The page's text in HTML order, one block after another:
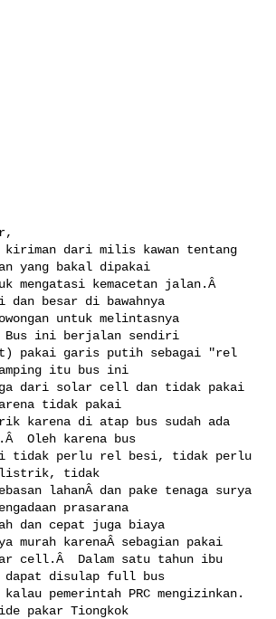
kiriman dari milis kawan tentang
yang bakal dipakai
mengatasi kemacetan jalan.Â
dan besar di bawahnya
untuk melintasnya
Bus ini berjalan sendiri
pakai garis putih sebagai "rel
itu bus ini
dari solar cell dan tidak pakai
tidak pakai
karena di atap bus sudah ada
Oleh karena bus
tidak perlu rel besi, tidak perlu
listrik, tidak
lahanÂ dan pake tenaga surya
prasarana
dan cepat juga biaya
murah karenaÂ sebagian pakai
cell.Â  Dalam satu tahun ibu
dapat disulap full bus
kalau pemerintah PRC mengizinkan.
pakar Tiongkok